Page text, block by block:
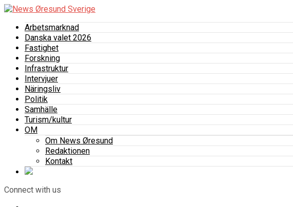
Arbetsmarknad
Danska valet 2026
Fastighet
Forskning
Infrastruktur
Intervjuer
Näringsliv
Politik
Samhälle
Turism/kultur
OM
Om News Øresund
Redaktionen
Kontakt
Connect with us